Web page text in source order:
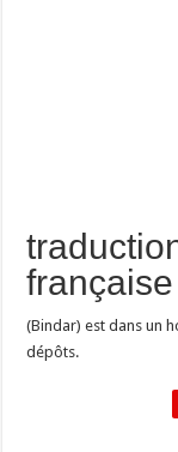
(Bindar) est dans un
dépôts.